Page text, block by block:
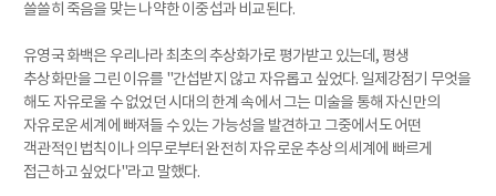
쓸쓸히 죽음을 맞는 나약한 이중섭과 비교된다.
유영국 화백은 우리나라 최초의 추상화가로 평가받고 있는데, 평생
추상화만을 그린 이유를 "간섭받지 않고 자유롭고 싶었다. 일제강점기 무엇을
해도 자유로울 수 없었던 시대의 한계 속에서 그는 미술을 통해 자신만의
자유로운 세계에 빠져들 수 있는 가능성을 발견하고 그중에서도 어떤
객관적인 법칙이나 의무로부터 완전히 자유로운 추상의 세계에 빠르게
접근하고 싶었다"라고 말했다.